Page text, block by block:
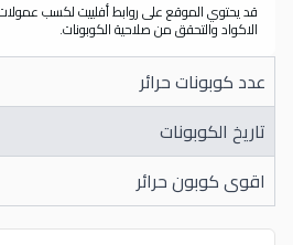
قد يحتوي الموقع على روابط أفلييت لكسب
الاكواد والتحقق من صلاحية الكوبونات.
عدد كوبونات حرائر
تاريخ الكوبونات
اقوى كوبون حرائر